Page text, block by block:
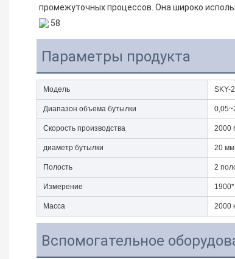
промежуточных процессов. Она широко
Параметры продукта
Модель SKY-
Диапазон объема бутылки
Скорость производства 2000
диаметр бутылки 20
Полость 2
Измерение
Масса 2000
Вспомогательное